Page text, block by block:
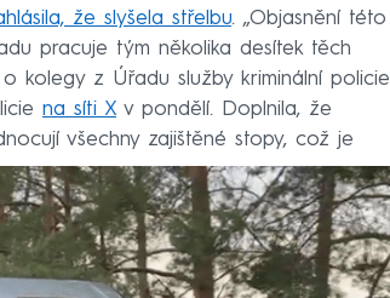
že slyšela střelbu. „Objasnění této
pracuje tým několika desítek těch
kolegy z Úřadu služby kriminální policie
na síti X v pondělí. Doplnila, že
všechny zajištěné stopy, což je